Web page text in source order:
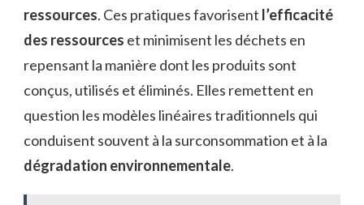
ressources. Ces pratiques favorisent l’efficacité
des ressources et minimisent les déchets en
repensant la manière dont les produits sont
conçus, utilisés et éliminés. Elles remettent en
question les modèles linéaires traditionnels qui
conduisent souvent à la surconsommation et à la
dégradation environnementale.